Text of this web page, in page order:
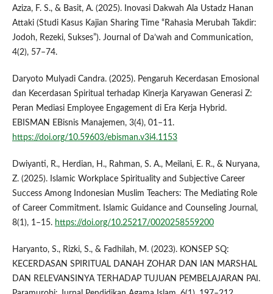
Aziza, F. S., & Basit, A. (2025). Inovasi Dakwah Ala Ustadz Hanan
Attaki (Studi Kasus Kajian Sharing Time “Rahasia Merubah Takdir:
Jodoh, Rezeki, Sukses”). Journal of Da’wah and Communication,
4(2), 57–74.
Daryoto Mulyadi Candra. (2025). Pengaruh Kecerdasan Emosional
dan Kecerdasan Spiritual terhadap Kinerja Karyawan Generasi Z:
Peran Mediasi Employee Engagement di Era Kerja Hybrid.
EBISMAN EBisnis Manajemen, 3(4), 01–11.
https://doi.org/10.59603/ebisman.v3i4.1153
Dwiyanti, R., Herdian, H., Rahman, S. A., Meilani, E. R., & Nuryana,
Z. (2025). Islamic Workplace Spirituality and Subjective Career
Success Among Indonesian Muslim Teachers: The Mediating Role
of Career Commitment. Islamic Guidance and Counseling Journal,
8(1), 1–15. https://doi.org/10.25217/0020258559200
Haryanto, S., Rizki, S., & Fadhilah, M. (2023). KONSEP SQ:
KECERDASAN SPIRITUAL DANAH ZOHAR DAN IAN MARSHAL
DAN RELEVANSINYA TERHADAP TUJUAN PEMBELAJARAN PAI.